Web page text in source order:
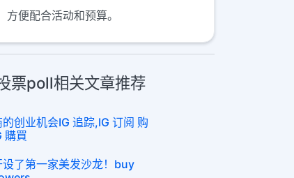
便配合活动和预算。
票poll相关文章推荐
创业机会IG 追踪,IG 订阅 购
購買
了第一家美发沙龙！buy